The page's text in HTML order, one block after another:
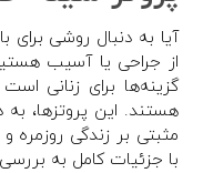
آیا به دنبال روشی
از جراحی یا آسیب
گزینه‌ها برای زنانی
هستند. این پروتزها، به
مثبتی بر زندگی روزمره
با جزئیات کامل به